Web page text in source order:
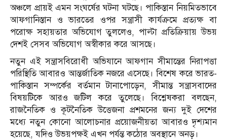
অঞ্চলে প্রায়ই এমন সংঘর্ষের ঘটনা ঘটছে। পাকিস্তান নিয়মিতভাবে
আফগানিস্তান ও ভারতের ওপর সন্ত্রাসী কার্যক্রমে প্রত্যক্ষ বা
পরোক্ষ সহায়তার অভিযোগ তুললেও, পাল্টা প্রতিক্রিয়ায় উভয়
দেশই সেসব অভিযোগ অস্বীকার করে আসছে।
নতুন এই সন্ত্রাসবিরোধী অভিযানে আফগান সীমান্তের নিরাপত্তা
পরিস্থিতি আবারও আন্তর্জাতিক নজরে এসেছে। বিশেষ করে ভারত-
পাকিস্তান সম্পর্কের বর্তমান টানাপোড়েন, সীমান্ত সন্ত্রাসবাদের
বিষয়টিকে আরও জটিল করে তুলেছে। বিশ্লেষকরা বলছেন,
রাজনৈতিক ও কূটনৈতিক উত্তেজনা প্রশমনের জন্য দুই দেশের
মধ্যে নতুন কোনো আলোচনার প্রয়োজনীয়তা আবারও দৃশ্যমান
হয়েছে, যদিও উভয়পক্ষই এখন পর্যন্ত কঠোর অবস্থানে অনড়।